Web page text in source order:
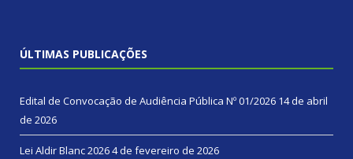
ÚLTIMAS PUBLICAÇÕES
Edital de Convocação de Audiência Pública Nº 01/2026 14 de abril
de 2026
Lei Aldir Blanc 20264 de fevereiro de 2026